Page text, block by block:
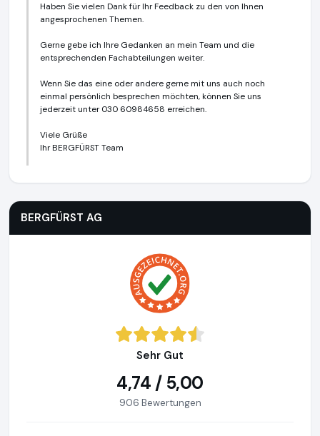
Haben Sie vielen Dank für Ihr Feedback zu den von Ihnen
angesprochenen Themen.
Gerne gebe ich Ihre Gedanken an mein Team und die
entsprechenden Fachabteilungen weiter.
Wenn Sie das eine oder andere gerne mit uns auch noch
einmal persönlich besprechen möchten, können Sie uns
jederzeit unter 030 60984658 erreichen.
Viele Grüße
Ihr BERGFÜRST Team
BERGFÜRST AG
Sehr Gut
4,74 / 5,00
906 Bewertungen